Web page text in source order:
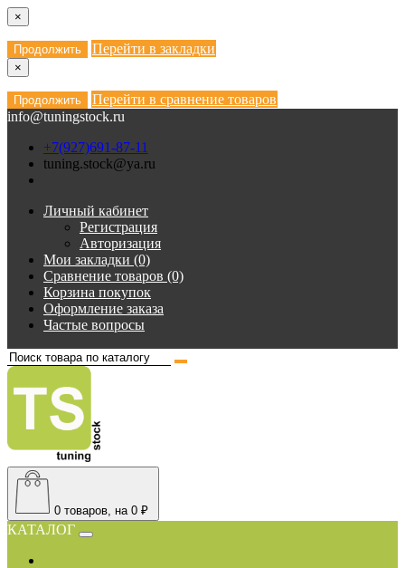
×
Продолжить Перейти в закладки
×
Продолжить
Перейти в сравнение товаров
info@tuningstock.ru
+7(927)691-87-11
tuning.stock@ya.ru
Личный кабинет
Регистрация
Авторизация
Мои закладки (0)
Сравнение товаров (0)
Корзина покупок
Оформление заказа
Частые вопросы
0 товаров, на 0 ₽
КАТАЛОГ